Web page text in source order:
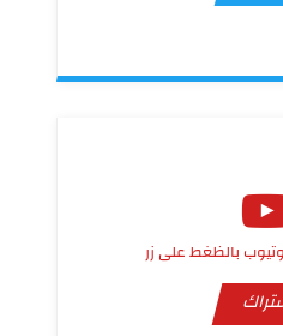
بالظغط على زر